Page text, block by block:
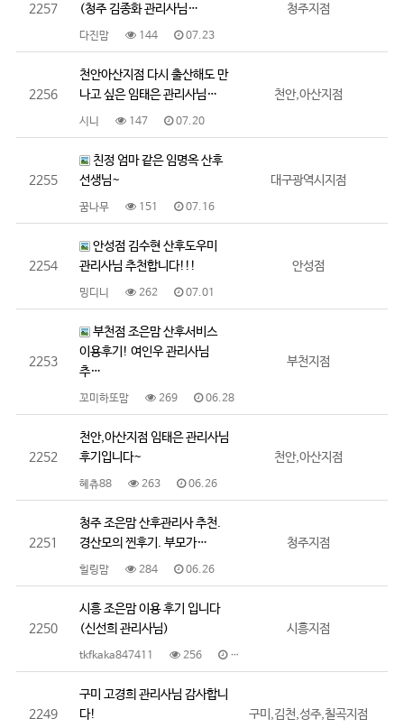
2257
(청주 김종화 관리사님…
다진맘 144 07.23
청주지점
2256
천안아산지점 다시 출산해도 만
나고 싶은 임태은 관리사님…
시니 147 07.20
천안,아산지점
2255
친정 엄마 같은 임명옥 산후
선생님~
꿈나무 151 07.16
대구광역시지점
2254
안성점 김수현 산후도우미
관리사님 추천합니다!!!
밍디니 262 07.01
안성점
2253
부천점 조은맘 산후서비스
이용후기! 여인우 관리사님
추…
꼬미하또맘 269 06.28
부천지점
2252
천안,아산지점 임태은 관리사님
후기입니다~
혜츄88 263 06.26
천안,아산지점
2251
청주 조은맘 산후관리사 추천.
경산모의 찐후기. 부모가…
힐링맘 284 06.26
청주지점
2250
시흥 조은맘 이용 후기 입니다
(신선희 관리사님)
tkfkaka847411 256 06.17
시흥지점
2249
구미 고경희 관리사님 감사합니
다!
구미,김천,성주,칠곡지점